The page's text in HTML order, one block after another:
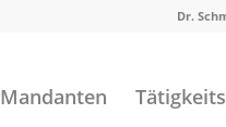
Dr.
Mandanten